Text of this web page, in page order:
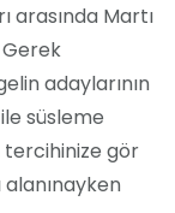
arasında Martı
Gerek
adaylarının
süsleme
tercihinize gör
alanınayken